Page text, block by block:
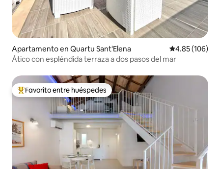
Apartamento en Quartu Sant'Elena Calificación
4.85 (106)
Ático con espléndida terraza a dos pasos del mar
Favorito entre huéspedes preferido
Favorito entre huéspedes